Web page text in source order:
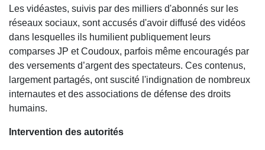
Les vidéastes, suivis par des milliers d'abonnés sur les
réseaux sociaux, sont accusés d'avoir diffusé des vidéos
dans lesquelles ils humilient publiquement leurs
comparses JP et Coudoux, parfois même encouragés par
des versements d’argent des spectateurs. Ces contenus,
largement partagés, ont suscité l'indignation de nombreux
internautes et des associations de défense des droits
humains.
Intervention des autorités